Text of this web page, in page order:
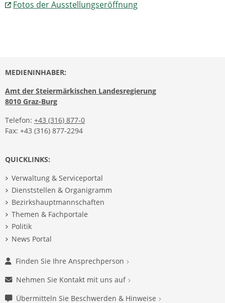
Fotos der Ausstellungseröffnung
MEDIENINHABER:
Amt der Steiermärkischen Landesregierung
8010 Graz-Burg
Telefon: +43 (316) 877-0
Fax: +43 (316) 877-2294
QUICKLINKS:
Verwaltung & Serviceportal
Dienststellen & Organigramm
Bezirkshauptmannschaften
Themen & Fachportale
Politik
News Portal
Finden Sie Ihre Ansprechperson
Nehmen Sie Kontakt mit uns auf
Übermitteln Sie Beschwerden & Hinweise